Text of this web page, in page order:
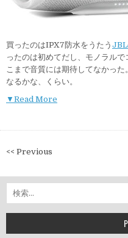
買ったのはIPX7防水をうたう JBL
ったのは初めてだし、モノラル
こまで音質には期待してなかった
なるかな、くらい。
▼Read More
投
ナ
ビ
ゲ
<< Previous
索: